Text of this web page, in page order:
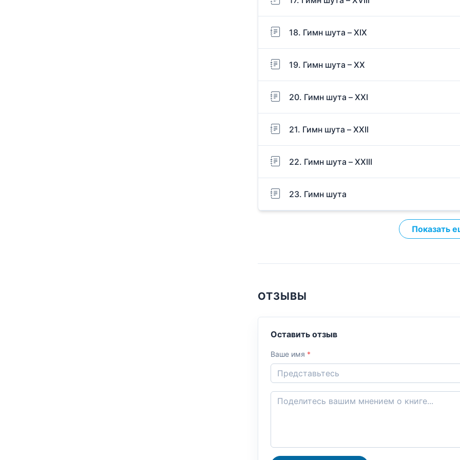
18. Гимн шута – XIX
19. Гимн шута – ХХ
20. Гимн шута – XXI
21. Гимн шута – XXII
22. Гимн шута – XXIII
23. Гимн шута
Показать
ОТЗЫВЫ
Оставить отзыв
Ваше имя *